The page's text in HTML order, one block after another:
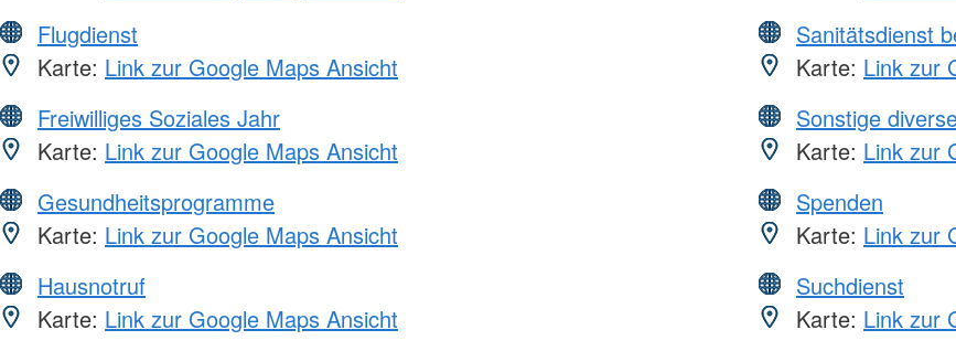
Flugdienst
Karte: Link zur Google Maps Ansicht
Freiwilliges Soziales Jahr
Karte: Link zur Google Maps Ansicht
Gesundheitsprogramme
Karte: Link zur Google Maps Ansicht
Hausnotruf
Karte: Link zur Google Maps Ansicht
Sanitätsdienst
Karte: Link zur
Sonstige
Karte: Link zur
Spenden
Karte: Link zur
Suchdienst
Karte: Link zur